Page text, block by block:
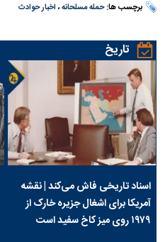
برچسب ها:حمله مسلحانه، اخبار حوادث
تاریخ
اسناد تاریخی فاش می‌کند | نقشه
آمریکا برای اشغال جزیره خارک از
۱۹۷۹ روی میز کاخ سفید است